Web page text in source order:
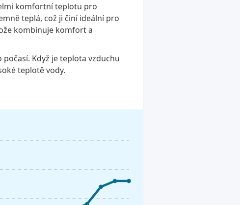
komfortní teplotu pro
teplá, což ji činí ideální pro
kombinuje komfort a
Když je teplota vzduchu
teplotě vody.